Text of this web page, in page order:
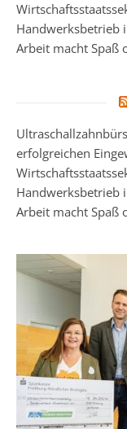
Handwerksbetrieb
Arbeit macht Spaß
erfolgreichen
Handwerksbetrieb
Arbeit macht Spaß